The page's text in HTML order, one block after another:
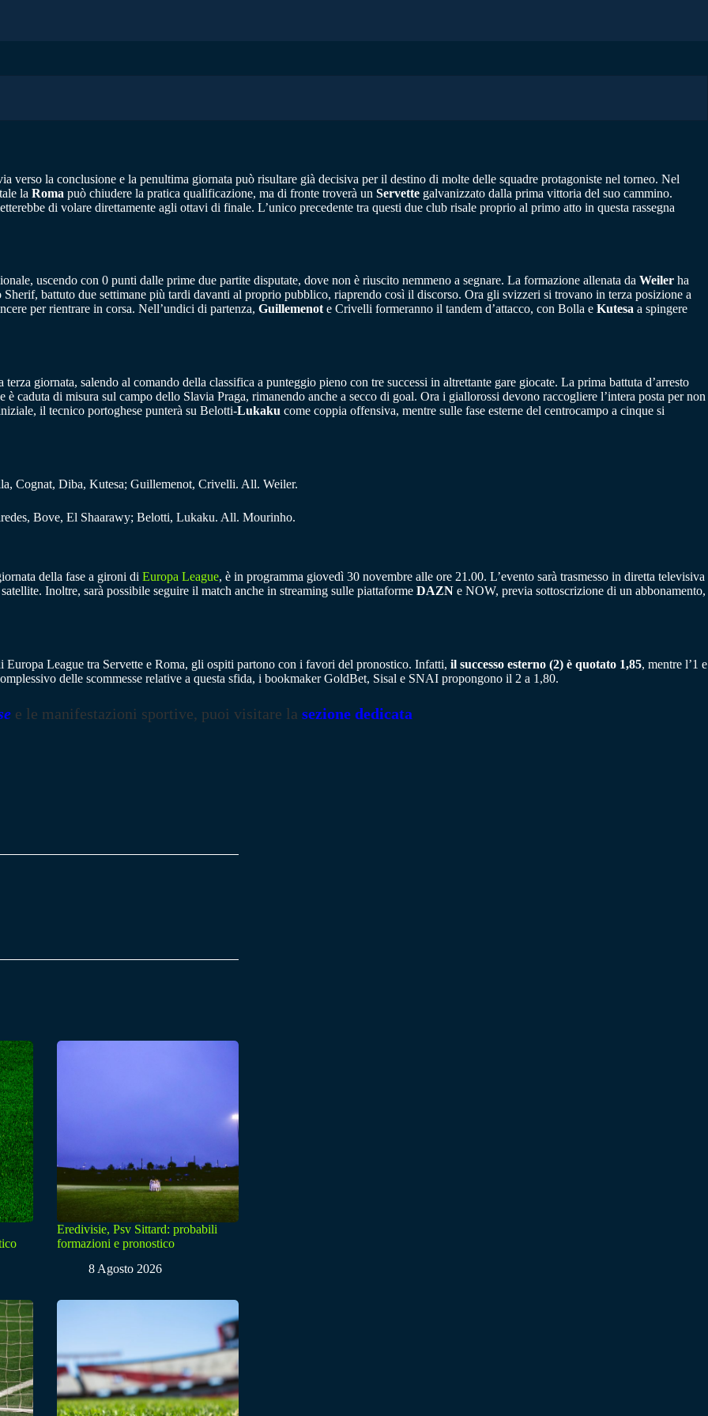
verso la conclusione e la penultima giornata può risultare già decisiva per il destino di molte delle squadre protagoniste nel torneo. Nel
la Roma può chiudere la pratica qualificazione, ma di fronte troverà un Servette galvanizzato dalla prima vittoria del suo cammino.
di volare direttamente agli ottavi di finale. L’unico precedente tra questi due club risale proprio al primo atto in questa rassegna
uscendo con 0 punti dalle prime due partite disputate, dove non è riuscito nemmeno a segnare. La formazione allenata da Weiler ha
battuto due settimane più tardi davanti al proprio pubblico, riaprendo così il discorso. Ora gli svizzeri si trovano in terza posizione a
per rientrare in corsa. Nell’undici di partenza, Guillemenote Crivelli formeranno il tandem d’attacco, con Bolla e Kutesa a spingere
giornata, salendo al comando della classifica a punteggio pieno con tre successi in altrettante gare giocate. La prima battuta d’arresto
è caduta di misura sul campo dello Slavia Praga, rimanendo anche a secco di goal. Ora i giallorossi devono raccogliere l’intera posta per non
il tecnico portoghese punterà su Belotti-Lukaku come coppia offensiva, mentre sulle fase esterne del centrocampo a cinque si
Cognat, Diba, Kutesa; Guillemenot, Crivelli. All. Weiler.
Bove, El Shaarawy; Belotti, Lukaku. All. Mourinho.
della fase a gironi di Europa League, è in programma giovedì 30 novembre alle ore 21.00. L’evento sarà trasmesso in diretta televisiva
Inoltre, sarà possibile seguire il match anche in streaming sulle piattaforme DAZN e NOW, previa sottoscrizione di un abbonamento,
Europa League tra Servette e Roma, gli ospiti partono con i favori del pronostico. Infatti, il successo esterno (2) è quotato 1,85, mentre l’1 e
delle scommesse relative a questa sfida, i bookmaker GoldBet, Sisal e SNAI propongono il 2 a 1,80.
e le manifestazioni sportive, puoi visitare la sezione dedicata
Eredivisie, Psv Sittard: probabili
formazioni e pronostico
8 Agosto 2026